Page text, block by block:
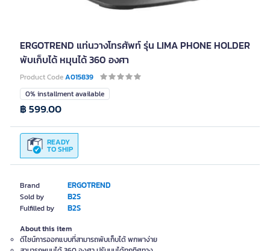
ERGOTREND แท่นวางโทรศัพท์ รุ่น LIMA PHONE HOLDER
พับเก็บได้ หมุนได้ 360 องศา
Product CodeA015839
Brand ERGOTREND
Sold by B2S
Fulfilled by B2S
0% installment available
READY
TO SHIP
฿ 599.00
About this item
ดีไซน์การออกแบบที่สามารถพับเก็บได้ พกพาง่าย